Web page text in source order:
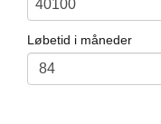
Løbetid i måneder